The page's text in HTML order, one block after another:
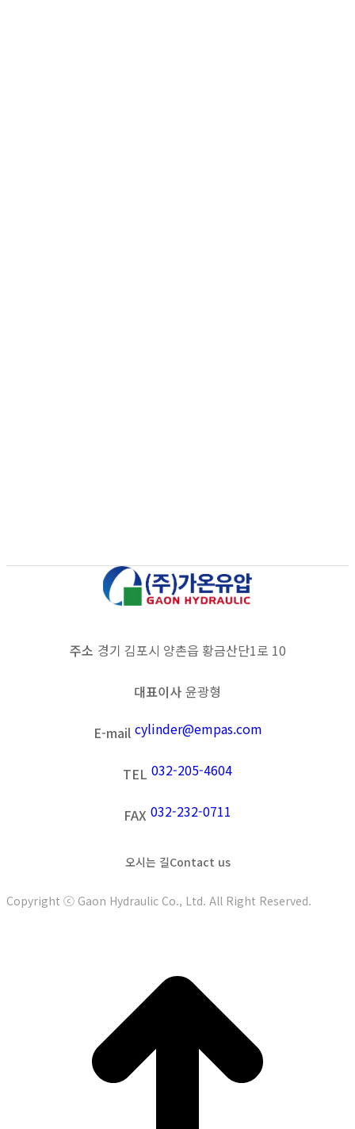
주소 경기 김포시 양촌읍 황금산단1로 10
대표이사 윤광형
E-mail cylinder@empas.com
TEL 032-205-4604
FAX 032-232-0711
오시는 길Contact us
Copyright ⓒ Gaon Hydraulic Co., Ltd. All Right Reserved.